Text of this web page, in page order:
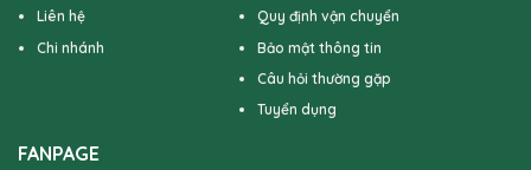
Liên hệ
Chi nhánh
Quy định vận chuyển
Bảo mật thông tin
Câu hỏi thường gặp
Tuyển dụng
FANPAGE